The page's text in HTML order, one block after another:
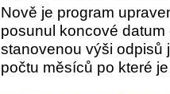
Nově je program
posunul koncové
stanovenou výši odpisů
počtu měsíců po které